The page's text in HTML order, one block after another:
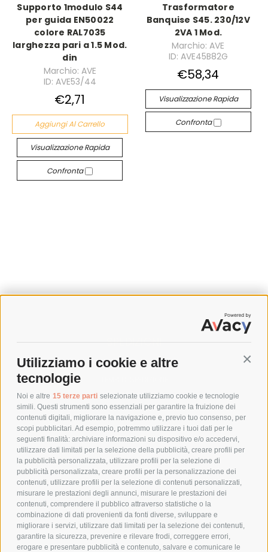
Utilizziamo i cookie e altre
tecnologie
Noi e altre 15 terze parti selezionate utilizziamo cookie e tecnologie
simili. Questi strumenti sono essenziali per garantire la fruizione dei
contenuti digitali, migliorare la navigazione e, previo tuo consenso, per
scopi pubblicitari. Ad esempio, potremmo utilizzare i tuoi dati per le
seguenti finalità: archiviare informazioni su dispositivo e/o accedervi,
utilizzare dati limitati per la selezione della pubblicità, creare profili per
la pubblicità personalizzata, utilizzare profili per la selezione di
pubblicità personalizzata, creare profili per la personalizzazione dei
contenuti, utilizzare profili per la selezione di contenuti personalizzati,
misurare le prestazioni degli annunci, misurare le prestazioni dei
contenuti, comprendere il pubblico attraverso statistiche o la
combinazione di dati provenienti da fonti diverse, sviluppare e
migliorare i servizi, utilizzare dati limitati per la selezione dei contenuti,
garantire la sicurezza, prevenire e rilevare frodi, correggere errori,
erogare e presentare pubblicità e contenuto, salvare e comunicare le
Supporto 1modulo S44
per guida EN50022
colore RAL7035
larghezza pari a 1.5 Mod.
din
Marchio: AVE
ID: AVE53/44
€2,71
Aggiungi Al Carrello
Visualizzazione Rapida
Confronta
Trasformatore
Banquise S45. 230/12V
2VA 1 Mod.
Marchio: AVE
ID: AVE45B82G
€58,34
Visualizzazione Rapida
Confronta
SPEDIZIONI
COSTI DI SPEDIZIONE
POLITICA DI RESO
POLICY
PRIVACY POLICY
COOKIE POLICY
PAGAMENTI SICURI
AZIENDA